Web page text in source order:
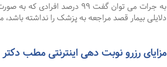
به جرات می‌ توان گفت ۹۹
دلایلی بیمار قصد مراجعه به پزشک را نداشته باشد،
مزایای رزرو نوبت دهی اینترنتی مطب